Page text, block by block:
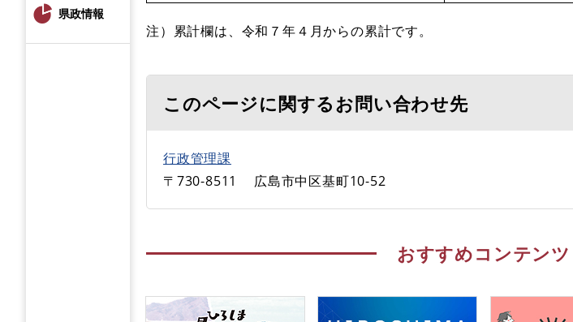
県政情報
注）累計欄は、令和７年４月からの累計です。
このページに関するお問い合わせ先
行政管理課
〒730-8511
広島市中区基町10-52
おすすめコンテンツ